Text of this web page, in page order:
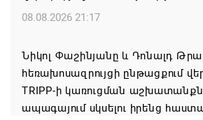
08.08.2026 21:17
Նիկոլ Փաշինյանը և Դոնալդ
հեռախոսազրույցի ընթացքում
TRIPP-ի կառուցման
ապագայում սկսելու իրենց